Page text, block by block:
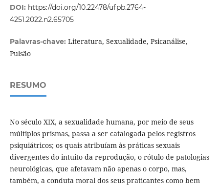
DOI: https://doi.org/10.22478/ufpb.2764-
4251.2022.n2.65705
Palavras-chave: Literatura, Sexualidade, Psicanálise,
Pulsão
RESUMO
No século XIX, a sexualidade humana, por meio de seus
múltiplos prismas, passa a ser catalogada pelos registros
psiquiátricos; os quais atribuíam às práticas sexuais
divergentes do intuito da reprodução, o rótulo de patologias
neurológicas, que afetavam não apenas o corpo, mas,
também, a conduta moral dos seus praticantes como bem